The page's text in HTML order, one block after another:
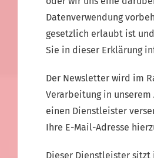
Datenverwendung
gesetzlich erlaubt ist
Sie in dieser Erklärung
Der Newsletter wird im
Verarbeitung in unserem
einen Dienstleister
Ihre E-Mail-Adresse
Dieser Dienstleister